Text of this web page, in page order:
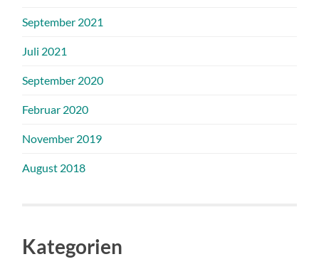
September 2021
Juli 2021
September 2020
Februar 2020
November 2019
August 2018
Kategorien